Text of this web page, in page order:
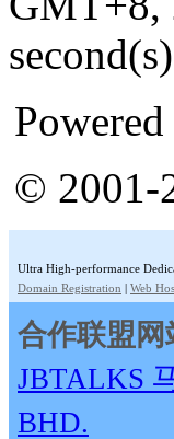
© 2001-
Ultra High-performance
Domain Registration | Web
合作联盟网
JBTALKS
BHD.